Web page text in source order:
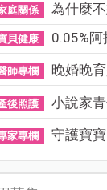
庭關係 為什麼不
貝健康 0.05%阿
師專欄 晚婚晚
後照護 小說家
家專欄 守護寶